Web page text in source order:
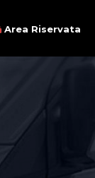
Area Riservata